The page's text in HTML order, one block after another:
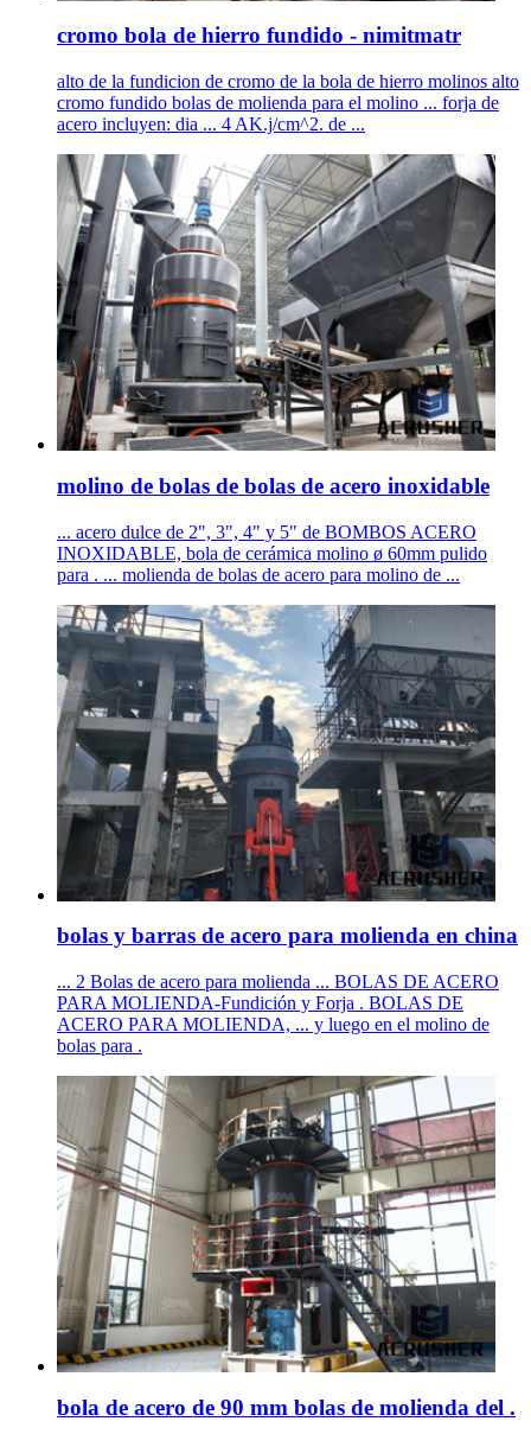
cromo bola de hierro fundido - nimitmatr
alto de la fundicion de cromo de la bola de hierro molinos alto
cromo fundido bolas de molienda para el molino ... forja de
acero incluyen: dia ... 4 AK.j/cm^2. de ...
molino de bolas de bolas de acero inoxidable
... acero dulce de 2", 3", 4" y 5" de BOMBOS ACERO
INOXIDABLE, bola de cerámica molino ø 60mm pulido
para . ... molienda de bolas de acero para molino de ...
bolas y barras de acero para molienda en china
... 2 Bolas de acero para molienda ... BOLAS DE ACERO
PARA MOLIENDA-Fundición y Forja . BOLAS DE
ACERO PARA MOLIENDA, ... y luego en el molino de
bolas para .
bola de acero de 90 mm bolas de molienda del .